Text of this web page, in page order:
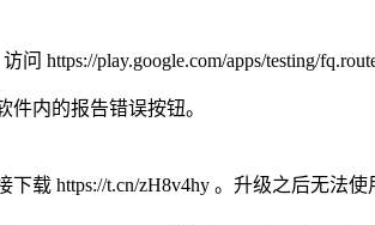
问 https://play.google.com/apps/testing/
内的报告错误按钮。
载 https://t.cn/zH8v4hy 。升级之后无法使